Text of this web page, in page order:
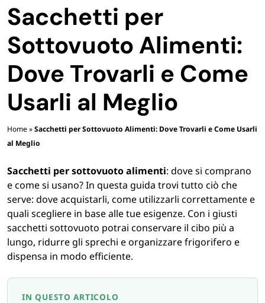
STOVIGLIE E TOVAGLIOLI
IMBALLAGGIO E CANCELLERIA
IGIENE E PULIZIA
CASA E PERSONA
FERRAMENTA E LINEA AUTO
PERSONA E MEDICALI
AVVOLGENTI E CONTENITORI ALIMENTARI
Chi siamo
Personalizzazione Monouso
Sacchetti per
Sottovuoto Alimenti:
Dove Trovarli e Come
Usarli al Meglio
Home»Sacchetti per Sottovuoto Alimenti: Dove Trovarli e Come Usarli
al Meglio
Sacchetti per sottovuoto alimenti: dove si comprano
e come si usano? In questa guida trovi tutto ciò che
serve: dove acquistarli, come utilizzarli correttamente e
quali scegliere in base alle tue esigenze. Con i giusti
sacchetti sottovuoto potrai conservare il cibo più a
lungo, ridurre gli sprechi e organizzare frigorifero e
dispensa in modo efficiente.
IN QUESTO ARTICOLO